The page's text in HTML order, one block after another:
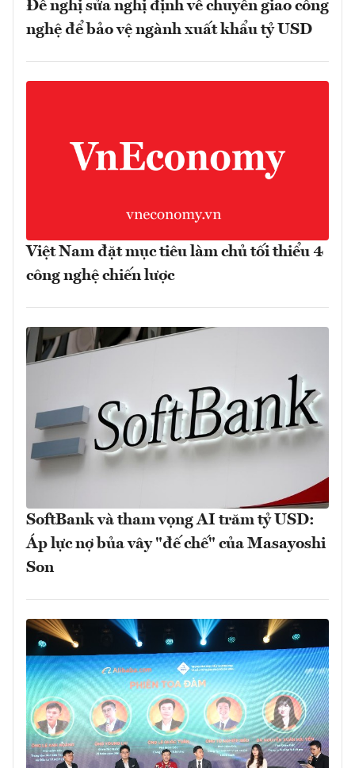
Đề nghị sửa nghị định về chuyển giao công
nghệ để bảo vệ ngành xuất khẩu tỷ USD
Việt Nam đặt mục tiêu làm chủ tối thiểu 4
công nghệ chiến lược
SoftBank và tham vọng AI trăm tỷ USD:
Áp lực nợ bủa vây "đế chế" của Masayoshi
Son